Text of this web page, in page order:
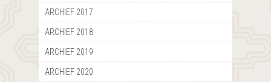
ARCHIEF 2017
ARCHIEF 2018
ARCHIEF 2019
ARCHIEF 2020